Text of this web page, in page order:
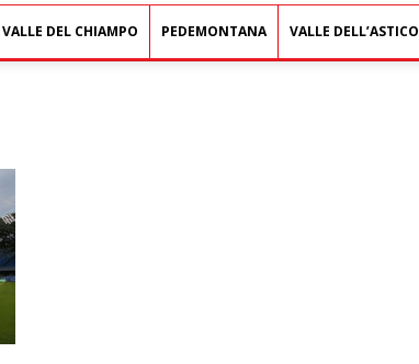
VALLE DEL CHIAMPO PEDEMONTANA VALLE DELL’ASTICO